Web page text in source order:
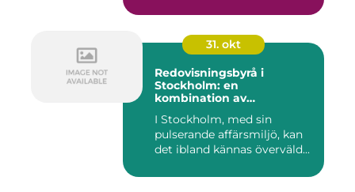
31. okt
Redovisningsbyrå i
Stockholm: en
kombination av
personlig service
I Stockholm, med sin
pulserande affärsmiljö, kan
det ibland kännas överväld...